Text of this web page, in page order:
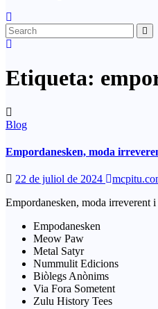
Etiqueta:
Blog
Empordanesken, moda
22 de juliol de 2024
Empordanesken, moda irreverent
Empodanesken
Meow Paw
Metal Satyr
Nummulit Edicions
Biòlegs Anònims
Via Fora Sometent
Zulu History Tees